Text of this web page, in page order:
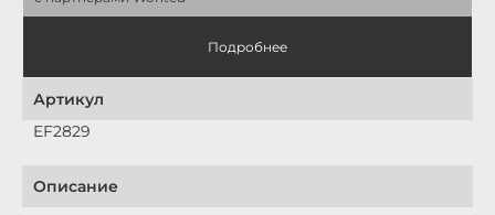
Подробнее
Артикул
EF2829
Описание